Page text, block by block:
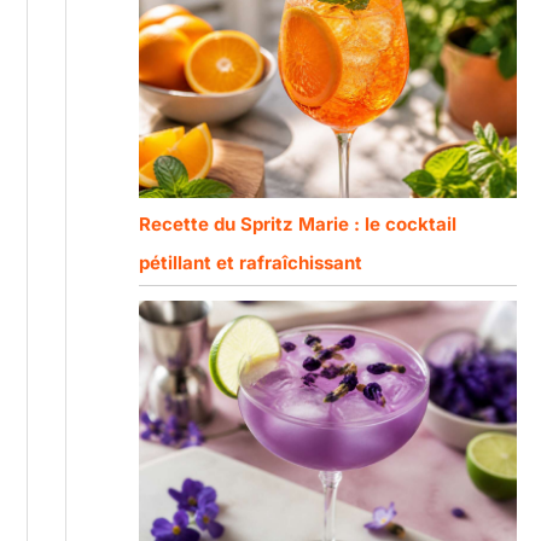
Recette du Spritz Marie : le cocktail
pétillant et rafraîchissant